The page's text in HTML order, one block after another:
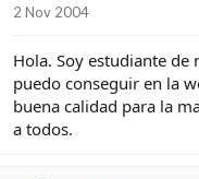
e
t
e
a
o
2 Nov 2004
Hola. Soy estudiante
puedo conseguir en la
buena calidad para la
a todos.